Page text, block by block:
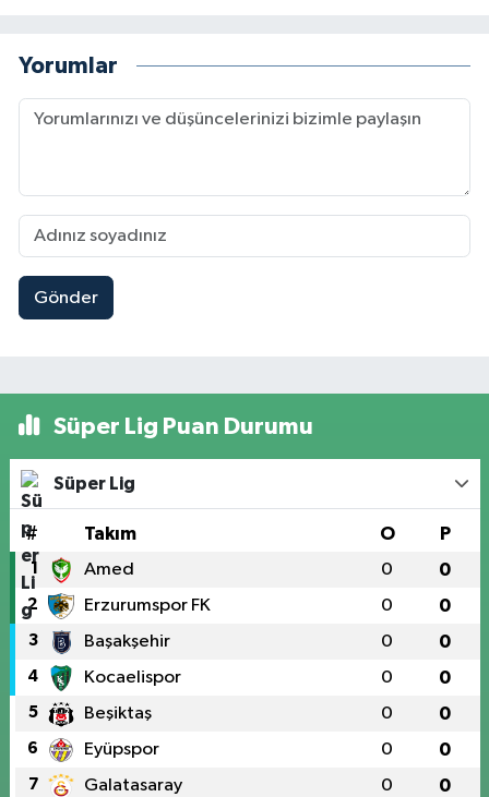
Yorumlar
Gönder
Süper Lig Puan Durumu
Süper Lig
# Takım O P
1 Amed 0 0
2 Erzurumspor FK 0 0
3 Başakşehir 0 0
4 Kocaelispor 0 0
5 Beşiktaş 0 0
6 Eyüpspor 0 0
7 Galatasaray 0 0